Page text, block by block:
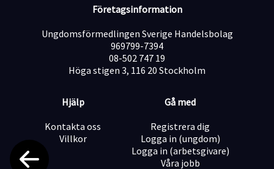
samarbetar vi med över 70 dagbarnvårdare i 20
Varmt välkommen att fylla i vårt ansökningsformulär –
vi ser fram emot att höra från dig!
Företagsinformation
Ungdomsförmedlingen Sverige Handelsbolag
969799-7394
08-502 747 19
Höga stigen 3, 116 20 Stockholm
Hjälp
Kontakta oss
Villkor
Gå med
Registrera dig
Logga in (ungdom)
Logga in (arbetsgivare)
Våra jobb